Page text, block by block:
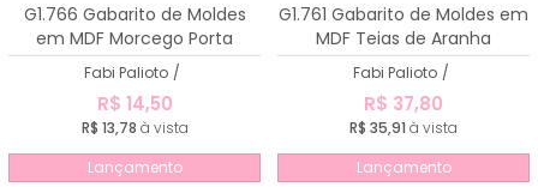
G1.766 Gabarito de Moldes
em MDF Morcego Porta
Chocolate
Fabi Palioto /
R$ 14,50
R$ 13,78 à vista
Lançamento
G1.761 Gabarito de Moldes em
MDF Teias de Aranha
Fabi Palioto /
R$ 37,80
R$ 35,91 à vista
Lançamento